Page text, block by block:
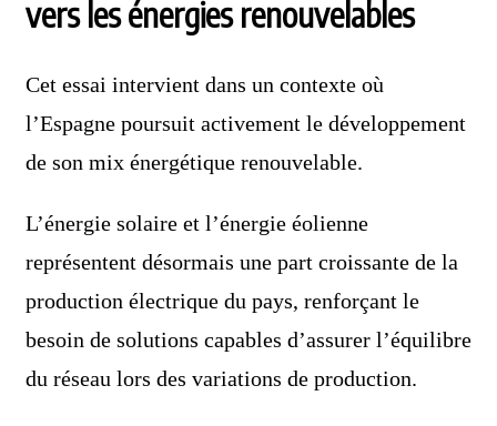
vers les énergies renouvelables
Cet essai intervient dans un contexte où
l’Espagne poursuit activement le développement
de son mix énergétique renouvelable.
L’énergie solaire et l’énergie éolienne
représentent désormais une part croissante de la
production électrique du pays, renforçant le
besoin de solutions capables d’assurer l’équilibre
du réseau lors des variations de production.